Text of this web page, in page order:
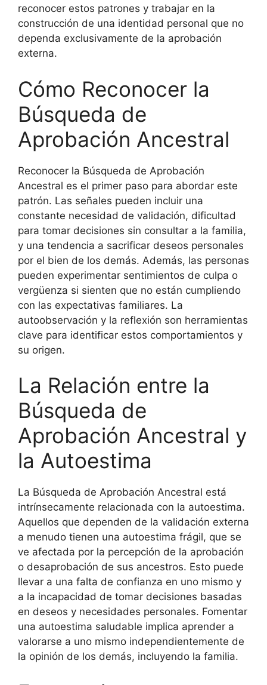
reconocer estos patrones y trabajar en la
construcción de una identidad personal que no
dependa exclusivamente de la aprobación
externa.
Cómo Reconocer la
Búsqueda de
Aprobación Ancestral
Reconocer la Búsqueda de Aprobación
Ancestral es el primer paso para abordar este
patrón. Las señales pueden incluir una
constante necesidad de validación, dificultad
para tomar decisiones sin consultar a la familia,
y una tendencia a sacrificar deseos personales
por el bien de los demás. Además, las personas
pueden experimentar sentimientos de culpa o
vergüenza si sienten que no están cumpliendo
con las expectativas familiares. La
autoobservación y la reflexión son herramientas
clave para identificar estos comportamientos y
su origen.
La Relación entre la
Búsqueda de
Aprobación Ancestral y
la Autoestima
La Búsqueda de Aprobación Ancestral está
intrínsecamente relacionada con la autoestima.
Aquellos que dependen de la validación externa
a menudo tienen una autoestima frágil, que se
ve afectada por la percepción de la aprobación
o desaprobación de sus ancestros. Esto puede
llevar a una falta de confianza en uno mismo y
a la incapacidad de tomar decisiones basadas
en deseos y necesidades personales. Fomentar
una autoestima saludable implica aprender a
valorarse a uno mismo independientemente de
la opinión de los demás, incluyendo la familia.